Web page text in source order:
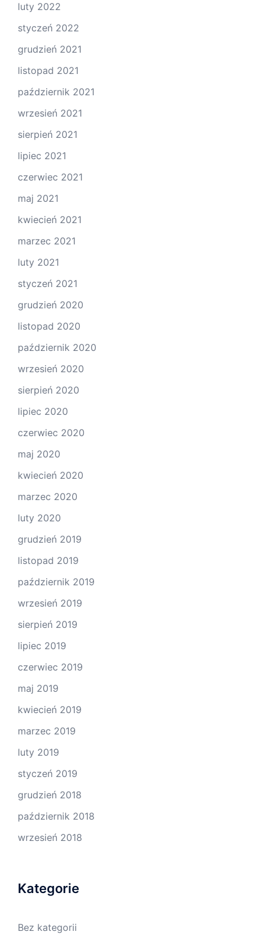
luty 2022
styczeń 2022
grudzień 2021
listopad 2021
październik 2021
wrzesień 2021
sierpień 2021
lipiec 2021
czerwiec 2021
maj 2021
kwiecień 2021
marzec 2021
luty 2021
styczeń 2021
grudzień 2020
listopad 2020
październik 2020
wrzesień 2020
sierpień 2020
lipiec 2020
czerwiec 2020
maj 2020
kwiecień 2020
marzec 2020
luty 2020
grudzień 2019
listopad 2019
październik 2019
wrzesień 2019
sierpień 2019
lipiec 2019
czerwiec 2019
maj 2019
kwiecień 2019
marzec 2019
luty 2019
styczeń 2019
grudzień 2018
październik 2018
wrzesień 2018
Kategorie
Bez kategorii